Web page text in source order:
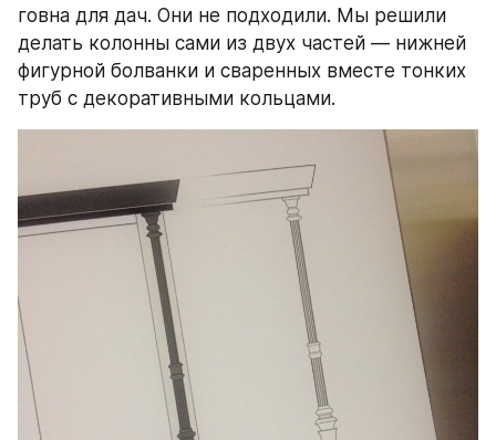
говна для дач. Они не подходили. Мы решили
делать колонны сами из двух частей — нижней
фигурной болванки и сваренных вместе тонких
труб с декоративными кольцами.